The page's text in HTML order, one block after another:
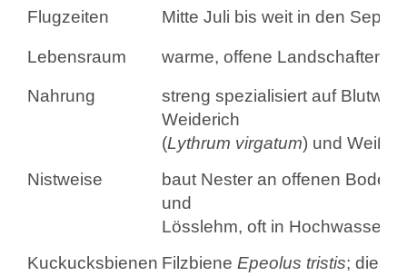
Flugzeiten Mitte Juli bis weit in den
Lebensraum warme, offene Landschaften,
Nahrung
streng spezialisiert auf
Weiderich
(Lythrum virgatum) und
Nistweise
baut Nester an offenen
und
Lösslehm, oft in
Kuckucksbienen Filzbiene Epeolus tristis; diese